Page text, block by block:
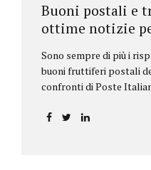
Buoni postali e
ottime notizie
Sono sempre di più i
buoni fruttiferi postali
confronti di Poste